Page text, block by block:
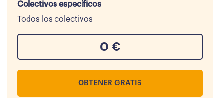
Colectivos específicos
Todos los colectivos
0 €
OBTENER GRATIS